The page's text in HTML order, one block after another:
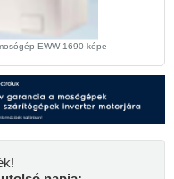
EWW 1690 képe